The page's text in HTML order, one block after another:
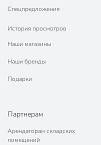
Спецпредложения
История просмотров
Наши магазины
Наши бренды
Подарки
Партнерам
Арендаторам складских
помещений